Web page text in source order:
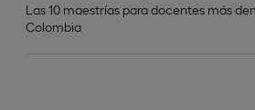
Las 10 maestrías para docentes más
Colombia